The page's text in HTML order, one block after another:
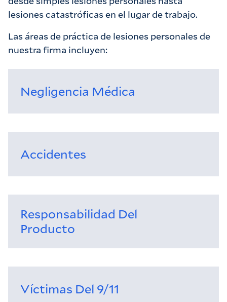
lesiones catastróficas en el lugar de trabajo.
Las áreas de práctica de lesiones personales de
nuestra firma incluyen:
Negligencia Médica
Accidentes
Responsabilidad Del
Producto
Víctimas Del 9/11